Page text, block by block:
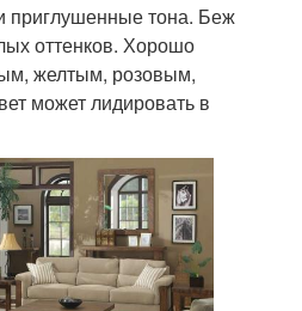
приглушенные тона. Беж
оттенков. Хорошо
желтым, розовым,
может лидировать в